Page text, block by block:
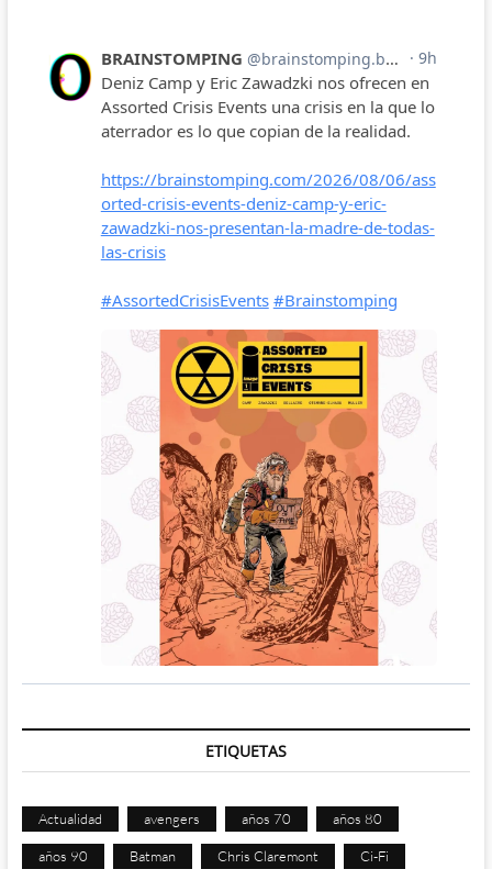
ETIQUETAS
Actualidad avengers años 70 años 80
años 90 Batman Chris Claremont Ci-Fi